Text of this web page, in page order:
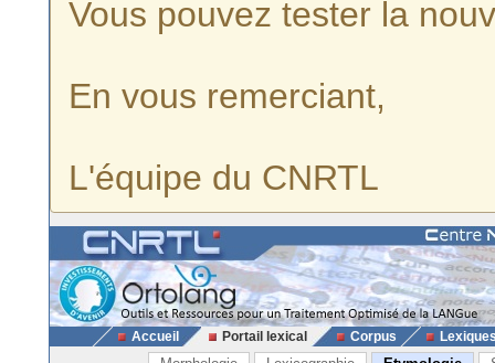
Vous pouvez tester la
En vous remerciant,
L'équipe du CNRTL
Accueil Portail lexical Corpus